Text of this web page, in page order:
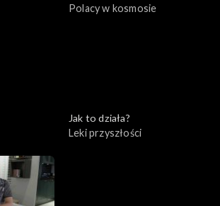
Polacy w kosmosie
Jak to działa?
Leki przyszłości